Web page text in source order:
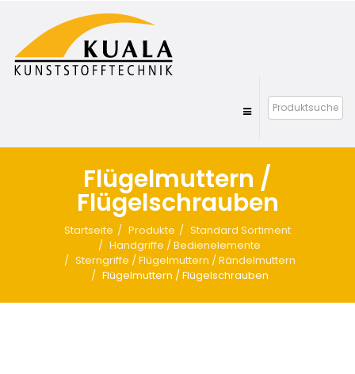
Flügelmuttern /
Flügelschrauben
Startseite Produkte
Standard Sortiment
Handgriffe / Bedienelemente
Sterngriffe / Flügelmuttern / Rändelmuttern
Flügelmuttern / Flügelschrauben